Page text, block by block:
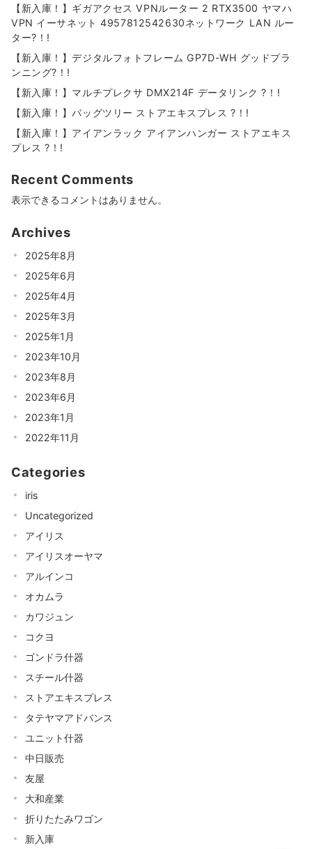
【新入庫！】ギガアクセス VPNルーター 2 RTX3500 ヤマハ
VPN イーサネット 4957812542630ネットワーク LAN ルー
ター?！!
【新入庫！】デジタルフォトフレーム GP7D-WH グッドプラ
ンニング?！!
【新入庫！】マルチプレクサ DMX214F データリンク ?！!
【新入庫！】バッグツリー ストアエキスプレス ?！!
【新入庫！】アイアンラック アイアンハンガー ストアエキス
プレス ?！!
Recent Comments
表示できるコメントはありません。
Archives
2025年8月
2025年6月
2025年4月
2025年3月
2025年1月
2023年10月
2023年8月
2023年6月
2023年1月
2022年11月
Categories
iris
Uncategorized
アイリス
アイリスオーヤマ
アルインコ
オカムラ
カワジュン
コクヨ
ゴンドラ什器
スチール什器
ストアエキスプレス
タテヤマアドバンス
ユニット什器
中日販売
友屋
大和産業
折りたたみワゴン
新入庫